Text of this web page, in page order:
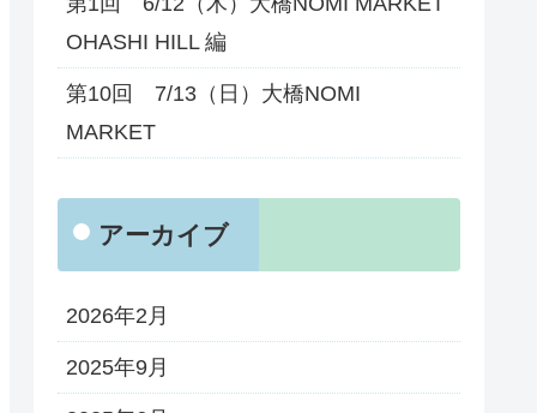
OHASHI HILL 編
第10回 7/13（日）大橋NOMI
MARKET
アーカイブ
2026年2月
2025年9月